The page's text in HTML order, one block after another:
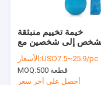
خيمة تخييم منبثقة
إلى شخصين مع
نوافذ شبكية
الأسعار:USD7.5~25.9/pc
MOQ:
500 قطعة
أحصل على آخر سعر